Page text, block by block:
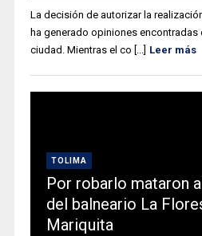
La decisión de autorizar la
ha generado opiniones
ciudad. Mientras el co [...] Leer más
TOLIMA
Por robarlo mataron
del balneario La
Mariquita